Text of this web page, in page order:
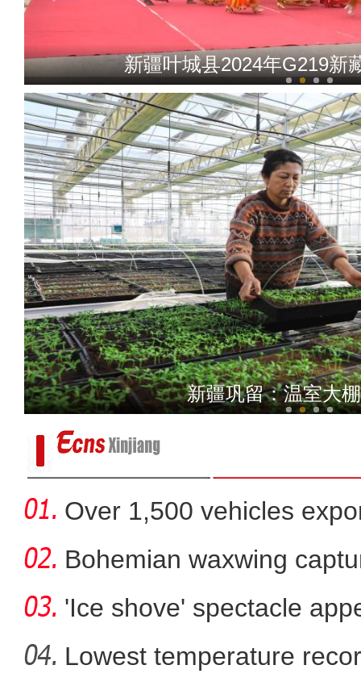
新疆叶城县2024年G219新
实拍新疆伊犁牧
新疆巩留：温室大棚
Over 1,500 vehicles
Bohemian waxwing
'Ice shove' spectacle
Lowest temperature